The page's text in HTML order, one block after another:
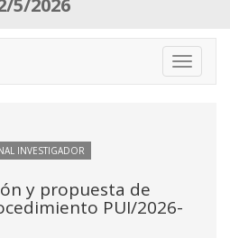
5/2026
Toggle
INVESTIGADOR
y propuesta de
PUI/2026-